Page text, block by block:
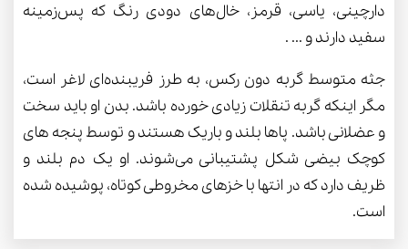
دارچینی، یاسی، قرمز، خال‌های دودی رنگ که پس‌زمینه
سفید دارند و ... .
جثه متوسط گربه دون رکس، به طرز فریبنده‌ای لاغر است،
مگر اینکه گربه تنقلات زیادی خورده باشد. بدن او باید سخت
و عضلانی باشد. پاها بلند و باریک هستند و توسط پنجه های
کوچک بیضی شکل پشتیبانی می‌شوند. او یک دم بلند و
ظریف دارد که در انتها با خزهای مخروطی کوتاه، پوشیده شده
است.